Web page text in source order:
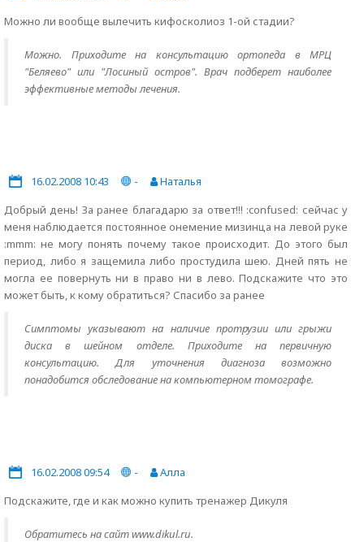
Можно ли вообще вылечить кифосколиоз 1-ой стадии?
Можно. Приходите на консультацию ортопеда в МРЦ
"Беляево" или "Лосиный остров". Врач подберет наиболее
эффективные методы лечения.
16.02.2008 10:43 -
Наталья
Добрый день! За ранее благадарю за ответ!!! :confused: сейчас у
меня наблюдается постоянное онемение мизинца на левой руке
:mmm: не могу понять почему такое происходит. До этого был
период, либо я защемила либо простудила шею. Дней пять не
могла ее повернуть ни в право ни в лево. Подскажите что это
может быть, к кому обратиться? Спасибо за ранее
Симптомы указывают на наличие протрузии или грыжи
диска в шейном отделе. Приходите на первичную
консультацию. Для уточнения диагноза возможно
понадобится обследование на компьютерном томографе.
16.02.2008 09:54 -
Алла
Подскажите, где и как можно купить тренажер Дикуля
Обратитесь на сайт www.dikul.ru.